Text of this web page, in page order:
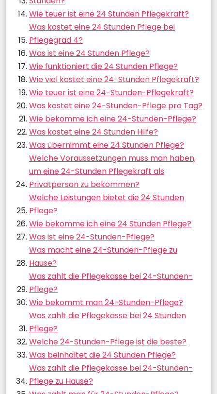
Wie teuer ist eine 24 Stunden Pflegekraft?
Was kostet eine 24 Stunden Pflege bei
Pflegegrad 4?
Was ist eine 24 Stunden Pflege?
Wie funktioniert die 24 Stunden Pflege?
Wie viel kostet eine 24-Stunden Pflegekraft?
Wie teuer ist eine 24-Stunden-Pflegekraft?
Was kostet eine 24-Stunden-Pflege pro Tag?
Wie bekomme ich eine 24-Stunden-Pflege?
Was kostet eine 24 Stunden Hilfe?
Was übernimmt eine 24 Stunden Pflege?
Welche Voraussetzungen muss man haben,
um eine 24-Stunden Pflegekraft als
Privatperson zu bekommen?
Welche Leistungen bietet die 24 Stunden
Pflege?
Wie bekomme ich eine 24 Stunden Pflege?
Was ist eine 24-Stunden-Pflege?
Was macht eine 24-Stunden-Pflege zu
Hause?
Was zahlt die Pflegekasse bei 24-Stunden-
Pflege?
Wie bekommt man 24-Stunden-Pflege?
Was zahlt die Pflegekasse bei 24 Stunden
Pflege?
Welche 24-Stunden-Pflege ist die beste?
Was beinhaltet die 24 Stunden Pflege?
Was zahlt die Pflegekasse bei 24-Stunden-
Pflege zu Hause?